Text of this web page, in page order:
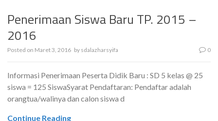
Penerimaan Siswa Baru TP. 2015 –
2016
Posted on Maret 3, 2016 by sdalazharsyifa 0
Informasi Penerimaan Peserta Didik Baru : SD 5 kelas @ 25
siswa = 125 SiswaSyarat Pendaftaran: Pendaftar adalah
orangtua/walinya dan calon siswa d
Continue Reading